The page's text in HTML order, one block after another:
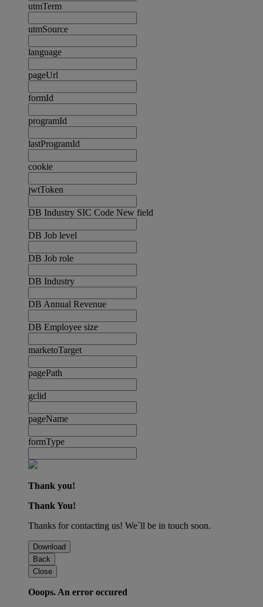
utmTerm
utmSource
language
pageUrl
formId
programId
lastProgramId
cookie
jwtToken
DB Industry SIC Code New field
DB Job level
DB Job role
DB Industry
DB Annual Revenue
DB Employee size
marketoTarget
pagePath
gclid
pageName
formType
Thank you!
Thank You!
Thanks for contacting us! We´ll be in touch soon.
Download
Back
Close
Ooops. An error occured